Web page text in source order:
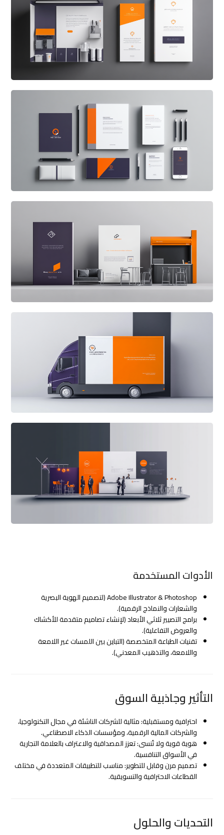
الأدوات المستخدمة
Adobe Illustrator & Photoshop (لتصميم الهوية البصرية
والشعارات والنماذج الرقمية).
برامج التصيير ثلاثي الأبعاد (لإنشاء تصاميم متقدمة للأكشاك
والعروض التفاعلية).
تقنيات الطباعة المتخصصة (التباين بين اللمسات غير اللامعة
واللامعة، والتذهيب المعدني).
التأثير وجاذبية السوق
احترافية ومستقبلية: مثالية للشركات الناشئة في مجال التكنولوجيا،
والشركات المالية الرقمية، ومؤسسات الذكاء الاصطناعي.
هوية قوية ولا تُنسى: تعزز المصداقية والاعتراف بالعلامة التجارية
في الأسواق التنافسية.
تصميم مرن وقابل للتطوير: مناسب للتطبيقات المتعددة في مختلف
القطاعات الاحترافية والتسويقية.
التحديات والحلول